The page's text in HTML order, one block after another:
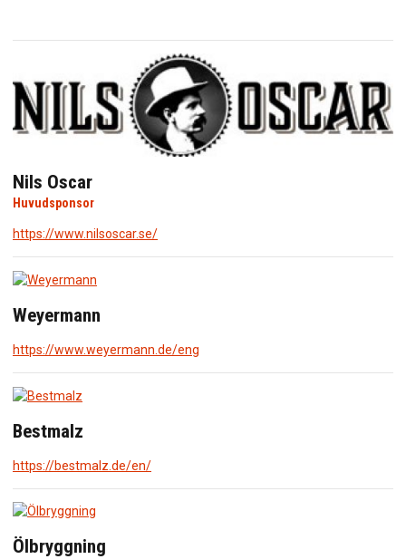
KURSER
KALENDARIUM
MINA SIDOR
KONTAKT
Nils Oscar
Huvudsponsor
https://www.nilsoscar.se/
Weyermann
https://www.weyermann.de/eng
Bestmalz
https://bestmalz.de/en/
Ölbryggning